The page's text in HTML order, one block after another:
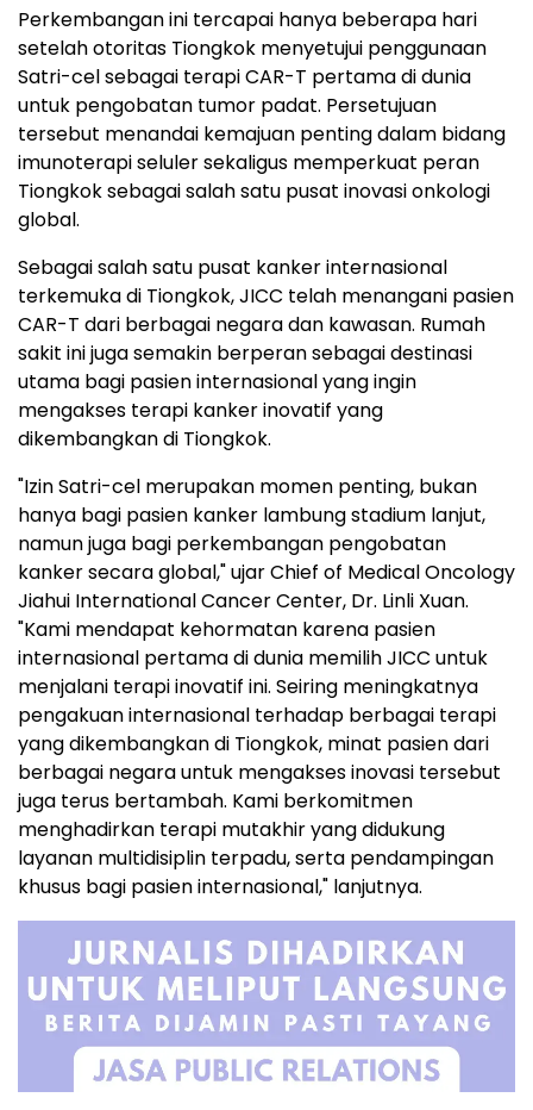
Perkembangan ini tercapai hanya beberapa hari
setelah otoritas Tiongkok menyetujui penggunaan
Satri-cel sebagai terapi CAR-T pertama di dunia
untuk pengobatan tumor padat. Persetujuan
tersebut menandai kemajuan penting dalam bidang
imunoterapi seluler sekaligus memperkuat peran
Tiongkok sebagai salah satu pusat inovasi onkologi
global.
Sebagai salah satu pusat kanker internasional
terkemuka di Tiongkok, JICC telah menangani pasien
CAR-T dari berbagai negara dan kawasan. Rumah
sakit ini juga semakin berperan sebagai destinasi
utama bagi pasien internasional yang ingin
mengakses terapi kanker inovatif yang
dikembangkan di Tiongkok.
"Izin Satri-cel merupakan momen penting, bukan
hanya bagi pasien kanker lambung stadium lanjut,
namun juga bagi perkembangan pengobatan
kanker secara global," ujar Chief of Medical Oncology
Jiahui International Cancer Center, Dr. Linli Xuan.
"Kami mendapat kehormatan karena pasien
internasional pertama di dunia memilih JICC untuk
menjalani terapi inovatif ini. Seiring meningkatnya
pengakuan internasional terhadap berbagai terapi
yang dikembangkan di Tiongkok, minat pasien dari
berbagai negara untuk mengakses inovasi tersebut
juga terus bertambah. Kami berkomitmen
menghadirkan terapi mutakhir yang didukung
layanan multidisiplin terpadu, serta pendampingan
khusus bagi pasien internasional," lanjutnya.